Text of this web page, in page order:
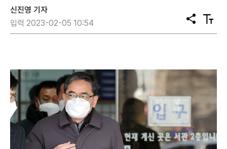
신진영 기자
입력 2023-02-05 10:54
공
유
텍
스